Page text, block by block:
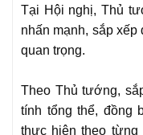
Tại Hội nghị, Thủ
nhấn mạnh, sắp
quan trọng.
Theo Thủ tướng,
tính tổng thể, đồng
thực hiện theo từng